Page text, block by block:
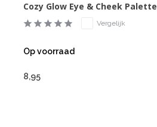
Cozy Glow Eye & Cheek Palette
Vergelijk
Op voorraad
8,95